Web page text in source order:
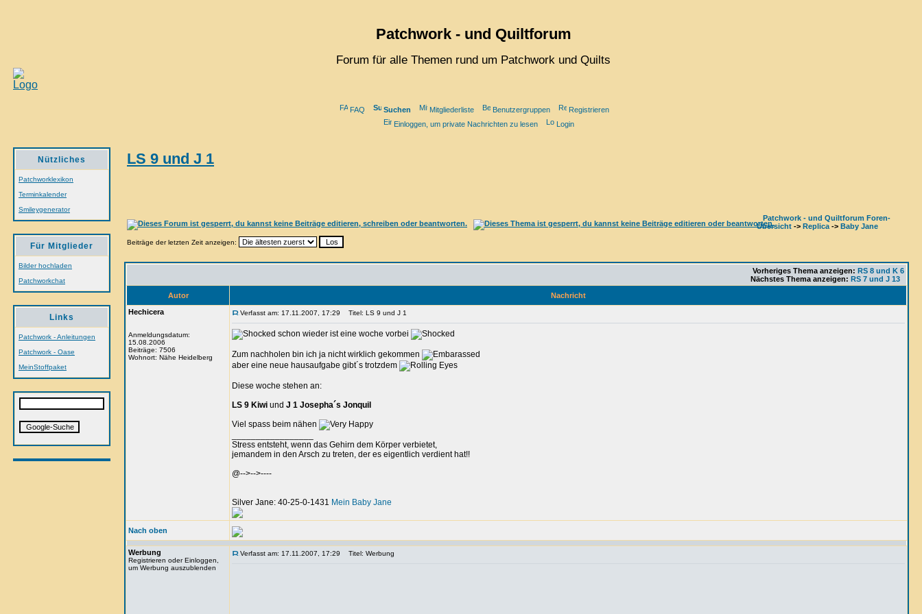
Patchwork - und Quiltforum
Forum für alle Themen rund um Patchwork und Quilts
FAQ Suchen Mitgliederliste Benutzergruppen
Registrieren
Einloggen, um private Nachrichten zu lesen
Login
Nützliches
Patchworklexikon
Terminkalender
Smileygenerator
Für Mitglieder
Bilder hochladen
Patchworkchat
Links
Patchwork - Anleitungen
Patchwork - Oase
MeinStoffpaket
LS 9 und J 1
Patchwork - und Quiltforum Foren-
Übersicht -> Replica -> Baby Jane
Beiträge der letzten Zeit anzeigen:
Vorheriges Thema anzeigen: RS 8 und K 6
Nächstes Thema anzeigen: RS 7 und J 13
Autor
Nachricht
Hechicera
Anmeldungsdatum:
15.08.2006
Beiträge: 7506
Wohnort: Nähe Heidelberg
Verfasst am: 17.11.2007, 17:29 Titel: LS 9 und J 1
schon wieder ist eine woche vorbei
Zum nachholen bin ich ja nicht wirklich gekommen
aber eine neue hausaufgabe gibt´s trotzdem
Diese woche stehen an:
LS 9 Kiwi und J 1 Josepha´s Jonquil
Viel spass beim nähen
Stress entsteht, wenn das Gehirn dem Körper verbietet,
jemandem in den Arsch zu treten, der es eigentlich verdient hat!!
@-->-->----
Silver Jane: 40-25-0-1431 Mein Baby Jane
Nach oben
Werbung
Registrieren oder Einloggen,
um Werbung auszublenden
Verfasst am: 17.11.2007, 17:29 Titel: Werbung